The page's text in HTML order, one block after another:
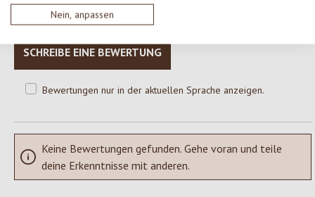
Nein, anpassen
Teile deine Erfahrungen mit dem Produkt mit anderen Kunden.
SCHREIBE EINE BEWERTUNG
Bewertungen nur in der aktuellen Sprache anzeigen.
Keine Bewertungen gefunden. Gehe voran und teile
deine Erkenntnisse mit anderen.